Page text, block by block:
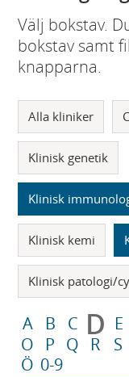
Välj bokstav.
bokstav samt
knapparna.
Alla kliniker
Klinisk genetik
Klinisk
Klinisk kemi
Klinisk patologi/
A B C D E
O
P Q R S
Ö 0-9